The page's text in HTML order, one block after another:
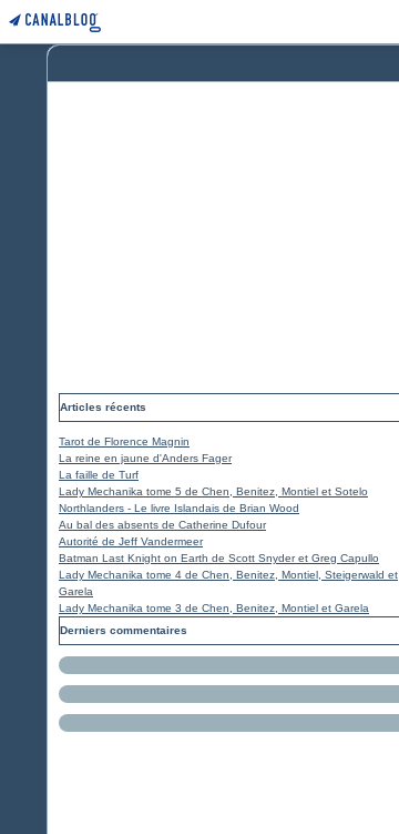
Articles récents
Tarot de Florence Magnin
La reine en jaune d'Anders Fager
La faille de Turf
Lady Mechanika tome 5 de Chen, Benitez, Montiel et Sotelo
Northlanders - Le livre Islandais de Brian Wood
Au bal des absents de Catherine Dufour
Autorité de Jeff Vandermeer
Batman Last Knight on Earth de Scott Snyder et Greg Capullo
Lady Mechanika tome 4 de Chen, Benitez, Montiel, Steigerwald et
Garela
Lady Mechanika tome 3 de Chen, Benitez, Montiel et Garela
Derniers commentaires